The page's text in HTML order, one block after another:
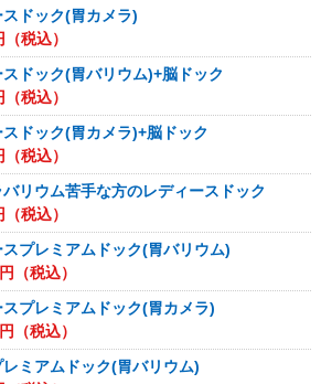
スドック(胃カメラ)
（税込）
スドック(胃バリウム)+脳ドック
（税込）
スドック(胃カメラ)+脳ドック
（税込）
バリウム苦手な方のレディースドック
（税込）
スプレミアムドック(胃バリウム)
（税込）
スプレミアムドック(胃カメラ)
（税込）
レミアムドック(胃バリウム)